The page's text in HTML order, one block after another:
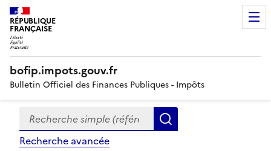
RÉPUBLIQUE
FRANÇAISE
bofip.impots.gouv.fr
Bulletin Officiel des Finances Publiques - Impôts
Formulaire
de
recherche
Recherche simple (références, mots clés, partie du
Recherche avancée